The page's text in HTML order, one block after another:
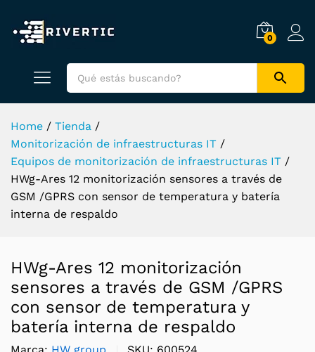
0
Home / Tienda /
Monitorización de infraestructuras IT /
Equipos de monitorización de infraestructuras IT /
HWg-Ares 12 monitorización sensores a través de
GSM /GPRS con sensor de temperatura y batería
interna de respaldo
HWg-Ares 12 monitorización
sensores a través de GSM /GPRS
con sensor de temperatura y
batería interna de respaldo